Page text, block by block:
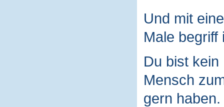
Und mit
Male begriff
Du bist kein
Mensch
gern haben.